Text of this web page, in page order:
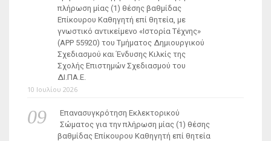
πλήρωση μίας (1) θέσης βαθμίδας
Επίκουρου Καθηγητή επί θητεία, με
γνωστικό αντικείμενο «Ιστορία Τέχνης»
(ΑΡΡ 55920) του Τμήματος Δημιουργικού
Σχεδιασμού και Ένδυσης Κιλκίς της
Σχολής Επιστημών Σχεδιασμού του
ΔΙ.ΠΑ.Ε.
10 Ιουλίου 2026
Επανασυγκρότηση Εκλεκτορικού
Σώματος για την πλήρωση μίας (1) θέσης
βαθμίδας Επίκουρου Καθηγητή επί θητεία